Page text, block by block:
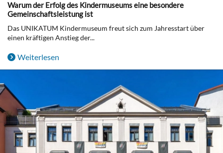
Warum der Erfolg des Kindermuseums eine besondere
Gemeinschaftsleistung ist
Das UNIKATUM Kindermuseum freut sich zum Jahresstart über
einen kräftigen Anstieg der...
Weiterlesen